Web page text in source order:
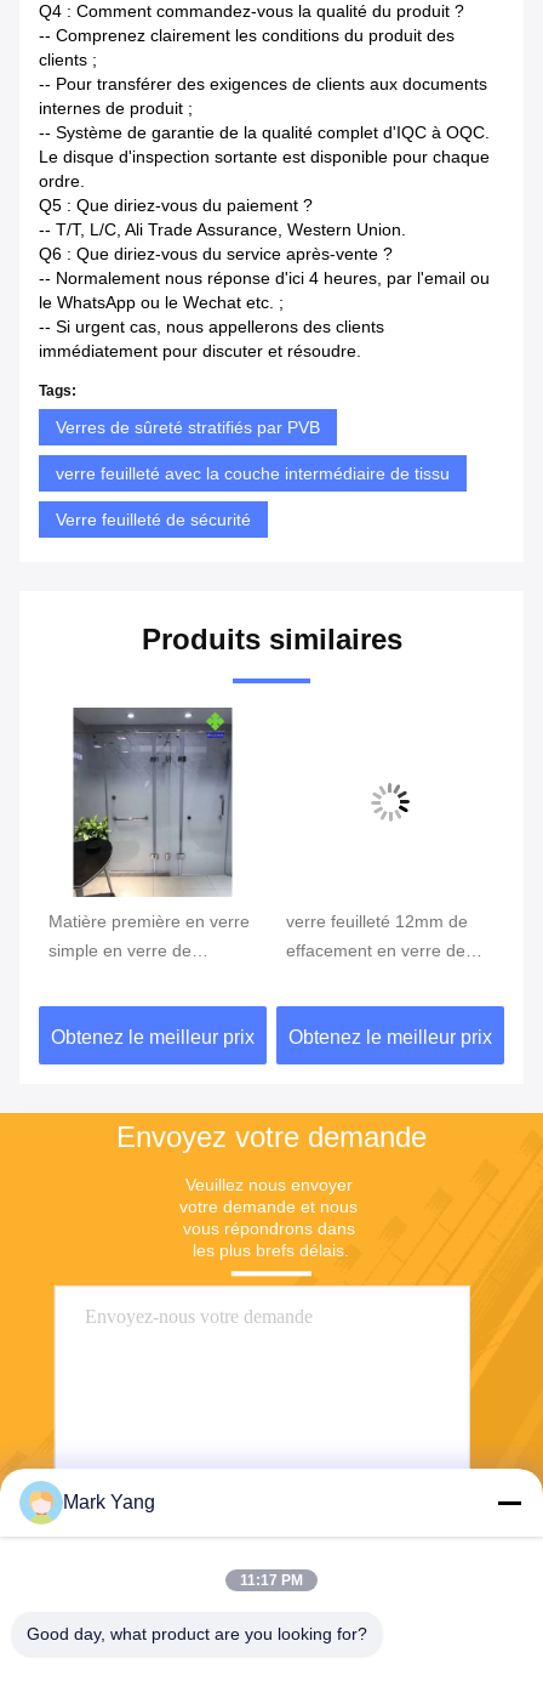
Q4 : Comment commandez-vous la qualité du produit ?
-- Comprenez clairement les conditions du produit des
clients ;
-- Pour transférer des exigences de clients aux documents
internes de produit ;
-- Système de garantie de la qualité complet d'IQC à OQC.
Le disque d'inspection sortante est disponible pour chaque
ordre.
Q5 : Que diriez-vous du paiement ?
-- T/T, L/C, Ali Trade Assurance, Western Union.
Q6 : Que diriez-vous du service après-vente ?
-- Normalement nous réponse d'ici 4 heures, par l'email ou
le WhatsApp ou le Wechat etc. ;
-- Si urgent cas, nous appellerons des clients
immédiatement pour discuter et résoudre.
Tags:
Verres de sûreté stratifiés par PVB
verre feuilleté avec la couche intermédiaire de tissu
Verre feuilleté de sécurité
Produits similaires
Matière première en verre
simple en verre de
sécurité pour la pièce de
douche
Obtenez le meilleur prix
verre feuilleté 12mm de
effacement en verre de
première en verre simple
Obtenez le meilleur prix
Envoyez votre demande
Veuillez nous envoyer
votre demande et nous
vous répondrons dans
les plus brefs délais.
Envoyer
Mark Yang
11:17 PM
Good day, what product are you looking for?